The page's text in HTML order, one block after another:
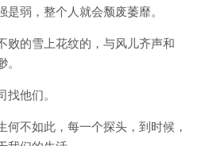
弱，整个人就会颓废萎靡。
败的雪上花纹的，与风儿齐声和
他们。
何不如此，每一个探头，到时候，